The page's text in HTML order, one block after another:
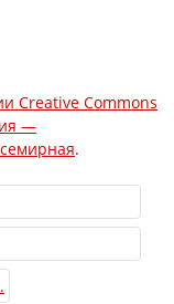
Creative Commons
—
.